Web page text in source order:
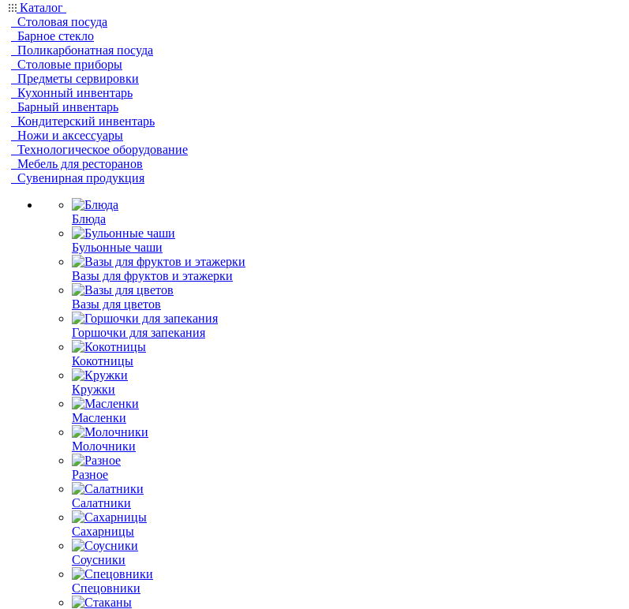
Каталог
Столовая посуда
Барное стекло
Поликарбонатная посуда
Столовые приборы
Предметы сервировки
Кухонный инвентарь
Барный инвентарь
Кондитерский инвентарь
Ножи и аксессуары
Технологическое оборудование
Мебель для ресторанов
Сувенирная продукция
Блюда
Бульонные чаши
Вазы для фруктов и этажерки
Вазы для цветов
Горшочки для запекания
Кокотницы
Кружки
Масленки
Молочники
Разное
Салатники
Сахарницы
Соусники
Спецовники